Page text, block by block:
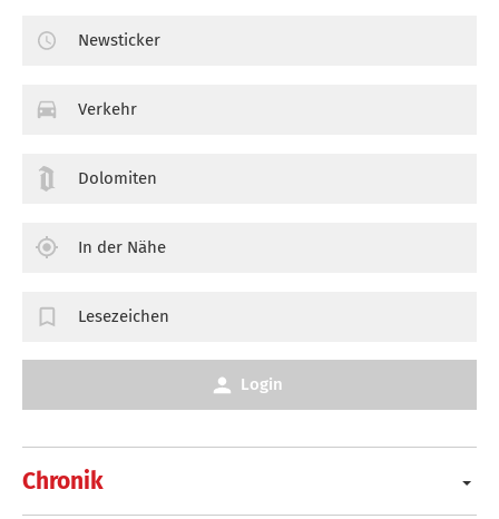
Chronik
Newsticker
Verkehr
Dolomiten
In der Nähe
Lesezeichen
Login